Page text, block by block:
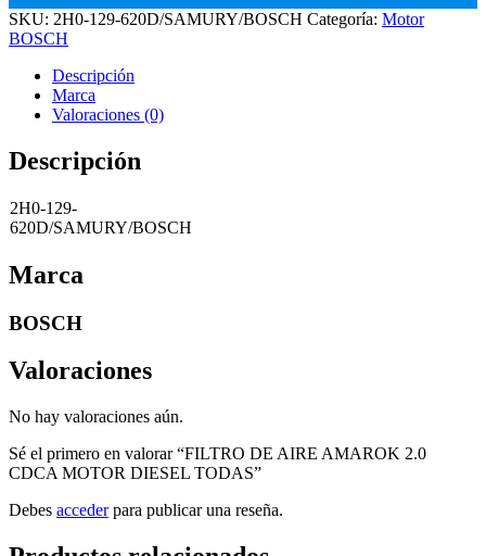
SKU: 2H0-129-620D/SAMURY/BOSCH Categoría: Motor
BOSCH
Descripción
Marca
Valoraciones (0)
Descripción
2H0-129-
620D/SAMURY/BOSCH
Marca
BOSCH
Valoraciones
No hay valoraciones aún.
Sé el primero en valorar “FILTRO DE AIRE AMAROK 2.0
CDCA MOTOR DIESEL TODAS”
Debes accederpara publicar una reseña.